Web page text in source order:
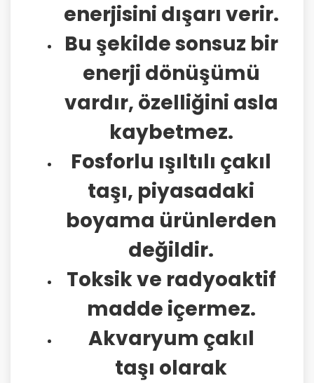
enerjisini dışarı verir.
Bu şekilde sonsuz bir
enerji dönüşümü
vardır, özelliğini asla
kaybetmez.
Fosforlu ışıltılı çakıl
taşı, piyasadaki
boyama ürünlerden
değildir.
Toksik ve radyoaktif
madde içermez.
Akvaryum çakıl
taşı olarak